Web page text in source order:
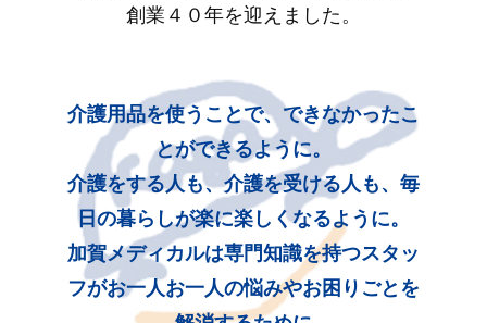
創業４０年を迎えました。
介護用品を使うことで、できなかったこ
とができるように。
介護をする人も、介護を受ける人も、毎
日の暮らしが楽に楽しくなるように。
加賀メディカルは専門知識を持つスタッ
フがお一人お一人の悩みやお困りごとを